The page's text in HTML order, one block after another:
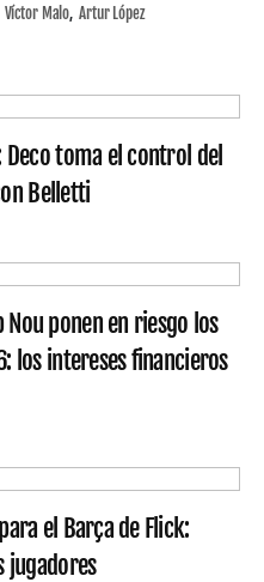
Víctor Malo Artur López
Deco toma el control del
Belletti
ponen en riesgo los
los intereses financieros
el Barça de Flick:
jugadores